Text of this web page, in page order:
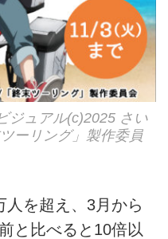
ジュアル(c)2025 さい
ーリング」製作委員
を超え、3月から
と比べると10倍以